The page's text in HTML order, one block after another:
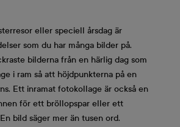
eller speciell årsdag är
som du har många bilder på.
bilderna från en härlig dag som
i ram så att höjdpunkterna på en
Ett inramat fotokollage är också en
för ett bröllopspar eller ett
bild säger mer än tusen ord.